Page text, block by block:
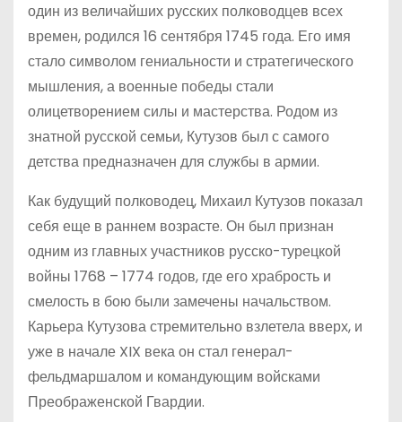
один из величайших русских полководцев всех
времен, родился 16 сентября 1745 года. Его имя
стало символом гениальности и стратегического
мышления, а военные победы стали
олицетворением силы и мастерства. Родом из
знатной русской семьи, Кутузов был с самого
детства предназначен для службы в армии.
Как будущий полководец, Михаил Кутузов показал
себя еще в раннем возрасте. Он был признан
одним из главных участников русско-турецкой
войны 1768 – 1774 годов, где его храбрость и
смелость в бою были замечены начальством.
Карьера Кутузова стремительно взлетела вверх, и
уже в начале XIX века он стал генерал-
фельдмаршалом и командующим войсками
Преображенской Гвардии.